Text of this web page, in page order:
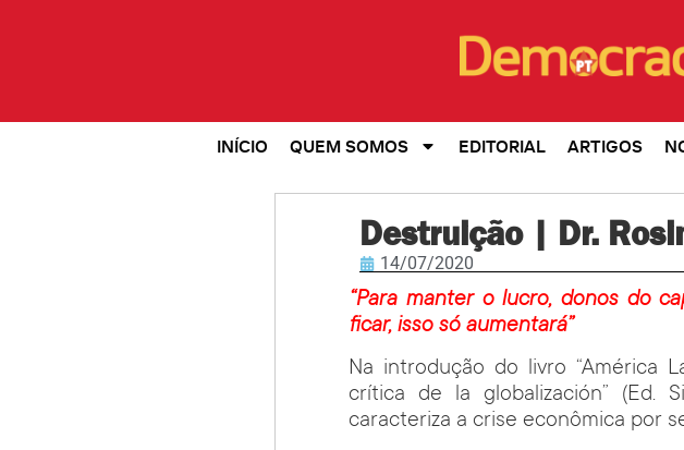
INÍCIO QUEM SOMOS EDITORIAL ARTIGOS
Destruição | Dr.
14/07/2020
“Para manter o lucro, donos do
ficar, isso só aumentará”
Na introdução do livro “América
crítica de la globalización” (Ed.
caracteriza a crise econômica por